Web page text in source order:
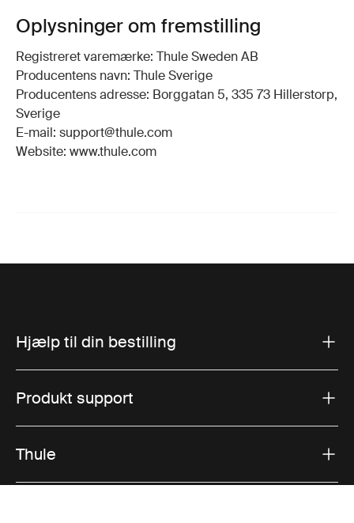
Oplysninger om fremstilling
Registreret varemærke: Thule Sweden AB
Producentens navn: Thule Sverige
Producentens adresse: Borggatan 5, 335 73 Hillerstorp,
Sverige
E-mail: support@thule.com
Website: www.thule.com
Hjælp til din bestilling
Produkt support
Thule